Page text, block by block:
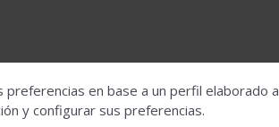
en base a un perfil elaborado a
y configurar sus preferencias.